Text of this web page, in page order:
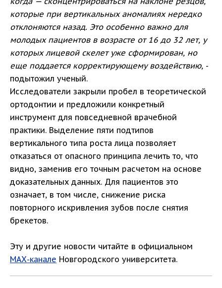
которые при вертикальных аномалиях нередко
отклоняются назад. Это особенно важно для
молодых пациентов в возрасте от 16 до 32 лет, у
которых лицевой скелет уже сформирован, но
еще поддается корректирующему воздействию, -
подытожил ученый.
Исследователи закрыли пробел в теоретической
ортодонтии и предложили конкретный
инструмент для повседневной врачебной
практики. Выделение пяти подтипов
вертикального типа роста лица позволяет
отказаться от опасного принципа лечить то, что
видно, заменив его точным расчетом на основе
доказательных данных. Для пациентов это
означает, в том числе, снижение риска
повторного искривления зубов после снятия
брекетов.
Эту и другие новости читайте в официальном
МАХ-канале Новгородского университета.